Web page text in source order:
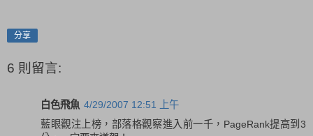
分享
6 則留言:
白色飛魚 4/29/2007 12:51 上午
藍眼觀注上榜，部落格觀察進入前一千，PageRank提高到3